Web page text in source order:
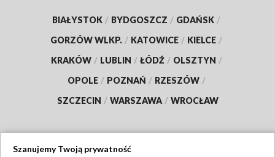
BIAŁYSTOK / BYDGOSZCZ / GDAŃSK /
GORZÓW WLKP. / KATOWICE / KIELCE /
KRAKÓW / LUBLIN / ŁÓDŹ / OLSZTYN /
OPOLE / POZNAŃ / RZESZÓW /
SZCZECIN / WARSZAWA / WROCŁAW
Szanujemy Twoją prywatność